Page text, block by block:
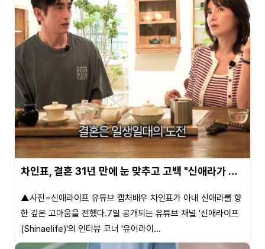
차인표, 결혼 31년 만에 눈 맞추고 고백 "신애라가 …
▲사진=신애라이프 유튜브 캡처배우 차인표가 아내 신애라를 향
한 깊은 고마움을 전했다.7일 공개되는 유튜브 채널 '신애라이프
(Shinaelife)'의 인터뷰 코너 '유어라이...